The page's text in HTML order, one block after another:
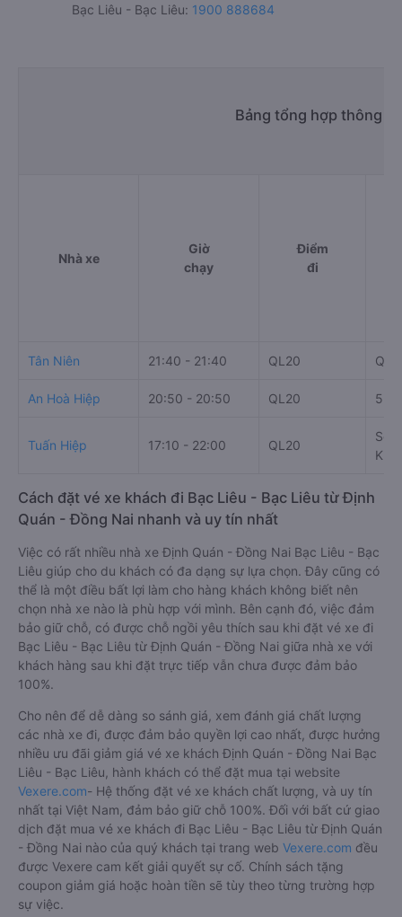
Bạc Liêu - Bạc Liêu: 1900 888684
Bảng tổng hợp thông
Nhà xe
Giờ
chạy
Điểm
đi
Tân Niên 21:40 - 21:40 QL20
An Hoà Hiệp 20:50 - 20:50 QL20 522
Tuấn Hiệp 17:10 - 22:00 QL20
Số
Cách đặt vé xe khách đi Bạc Liêu - Bạc Liêu từ Định
Quán - Đồng Nai nhanh và uy tín nhất
Việc có rất nhiều nhà xe Định Quán - Đồng Nai Bạc Liêu - Bạc
Liêu giúp cho du khách có đa dạng sự lựa chọn. Đây cũng có
thể là một điều bất lợi làm cho hàng khách không biết nên
chọn nhà xe nào là phù hợp với mình. Bên cạnh đó, việc đảm
bảo giữ chỗ, có được chỗ ngồi yêu thích sau khi đặt vé xe đi
Bạc Liêu - Bạc Liêu từ Định Quán - Đồng Nai giữa nhà xe với
khách hàng sau khi đặt trực tiếp vẫn chưa được đảm bảo
100%.
Cho nên để dễ dàng so sánh giá, xem đánh giá chất lượng
các nhà xe đi, được đảm bảo quyền lợi cao nhất, được hưởng
nhiều ưu đãi giảm giá vé xe khách Định Quán - Đồng Nai Bạc
Liêu - Bạc Liêu, hành khách có thể đặt mua tại website
Vexere.com- Hệ thống đặt vé xe khách chất lượng, và uy tín
nhất tại Việt Nam, đảm bảo giữ chỗ 100%. Đối với bất cứ giao
dịch đặt mua vé xe khách đi Bạc Liêu - Bạc Liêu từ Định Quán
- Đồng Nai nào của quý khách tại trang web Vexere.com đều
được Vexere cam kết giải quyết sự cố. Chính sách tặng
coupon giảm giá hoặc hoàn tiền sẽ tùy theo từng trường hợp
sự việc.